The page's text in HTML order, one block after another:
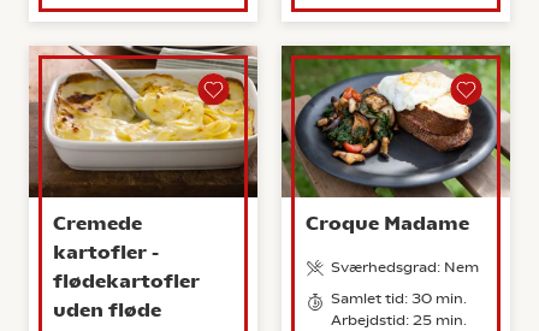
Cremede
kartofler -
flødekartofler
uden fløde
Croque Madame
Sværhedsgrad: Nem
Samlet tid: 30 min.
Arbejdstid: 25 min.